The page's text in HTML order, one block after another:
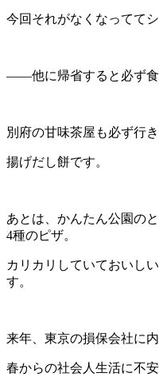
今回それがなくなっててシ
――他に帰省すると必ず食
別府の甘味茶屋も必ず行き
揚げだし餅です。
あとは、かんたん公園の
4種のピザ。
カリカリしていておいし
す。
来年、東京の損保会社に
春からの社会人生活に不安